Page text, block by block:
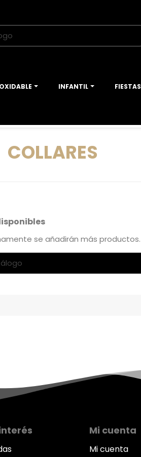
INFANTIL FIESTAS
COLLARES
se añadirán más productos.
Mi cuenta
Mi cuenta